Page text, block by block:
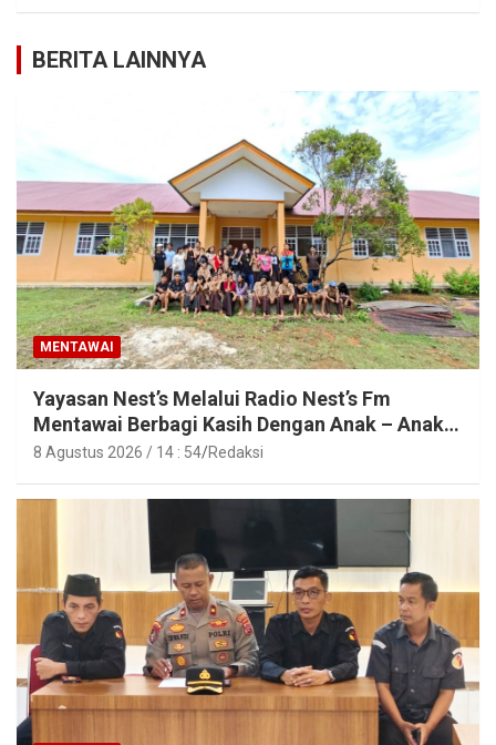
BERITA LAINNYA
MENTAWAI
Yayasan Nest’s Melalui Radio Nest’s Fm
Mentawai Berbagi Kasih Dengan Anak – Anak
Asrama SMAN 2 Sipora
8 Agustus 2026 / 14 : 54 Redaksi